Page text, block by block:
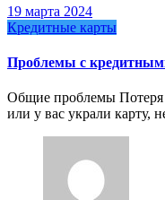
19 марта 2024
Кредитные карты
Проблемы с
Общие проблемы Потеря
или у вас украли карту,